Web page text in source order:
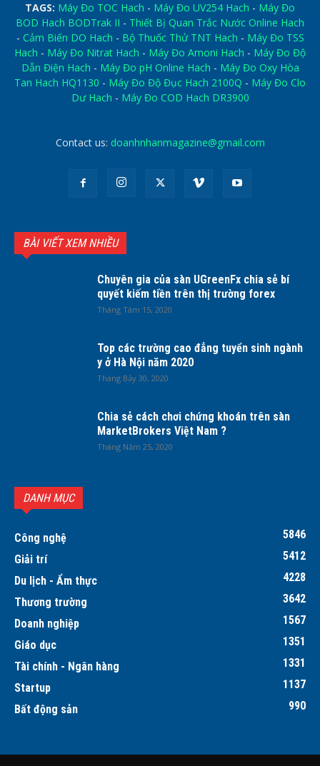
TAGS: Máy Đo TOC Hach - Máy Đo UV254 Hach - Máy Đo
BOD Hach BODTrak II - Thiết Bị Quan Trắc Nước Online Hach
- Cảm Biến DO Hach - Bộ Thuốc Thử TNT Hach - Máy Đo TSS
Hach - Máy Đo Nitrat Hach - Máy Đo Amoni Hach - Máy Đo Độ
Dẫn Điện Hach - Máy Đo pH Online Hach - Máy Đo Oxy Hòa
Tan Hach HQ1130 - Máy Đo Độ Đục Hach 2100Q - Máy Đo Clo
Dư Hach - Máy Đo COD Hach DR3900
Contact us: doanhnhanmagazine@gmail.com
BÀI VIẾT XEM NHIỀU
Chuyên gia của sàn UGreenFx chia sẻ bí
quyết kiếm tiền trên thị trường forex
Tháng Tám 15, 2020
Top các trường cao đẳng tuyển sinh ngành
y ở Hà Nội năm 2020
Tháng Bảy 30, 2020
Chia sẻ cách chơi chứng khoán trên sàn
MarketBrokers Việt Nam ?
Tháng Năm 25, 2020
DANH MỤC
Công nghệ
5846
Giải trí
5412
Du lịch - Ẩm thực
4228
Thương trường
3642
Doanh nghiệp
1567
Giáo dục
1351
Tài chính - Ngân hàng
1331
Startup
1137
Bất động sản
990